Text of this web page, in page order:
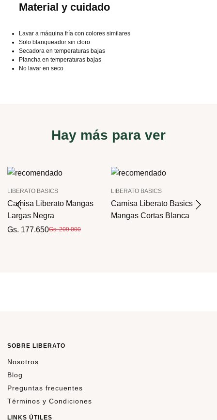
Material y cuidado
Lavar a máquina fría con colores similares
Solo blanqueador sin cloro
Secadora en temperaturas bajas
Plancha en temperaturas bajas
No lavar en seco
Hay más para ver
LIBERATO BASICS
Camisa Liberato Mangas
Largas Negra
Gs. 177.650Gs. 209.000
LIBERATO BASICS
Camisa Liberato Basics
Mangas Cortas Blanca
SOBRE LIBERATO
Nosotros
Blog
Preguntas frecuentes
Términos y Condiciones
LINKS ÚTILES